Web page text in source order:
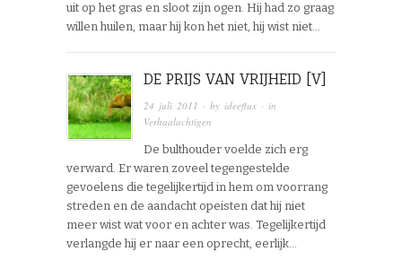
uit op het gras en sloot zijn ogen. Hij had zo graag
willen huilen, maar hij kon het niet, hij wist niet…
DE PRIJS VAN VRIJHEID [V]
24 juli 2011 · by ideeflux · in
Verhaalachtigen
De bulthouder voelde zich erg
verward. Er waren zoveel tegengestelde
gevoelens die tegelijkertijd in hem om voorrang
streden en de aandacht opeisten dat hij niet
meer wist wat voor en achter was. Tegelijkertijd
verlangde hij er naar een oprecht, eerlijk…